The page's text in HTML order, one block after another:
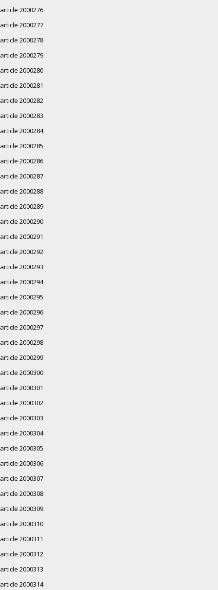
article 2000276
article 2000277
article 2000278
article 2000279
article 2000280
article 2000281
article 2000282
article 2000283
article 2000284
article 2000285
article 2000286
article 2000287
article 2000288
article 2000289
article 2000290
article 2000291
article 2000292
article 2000293
article 2000294
article 2000295
article 2000296
article 2000297
article 2000298
article 2000299
article 2000300
article 2000301
article 2000302
article 2000303
article 2000304
article 2000305
article 2000306
article 2000307
article 2000308
article 2000309
article 2000310
article 2000311
article 2000312
article 2000313
article 2000314